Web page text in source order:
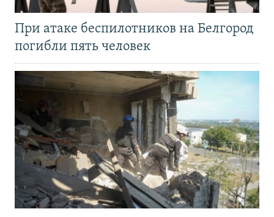
При атаке беспилотников на Белгород
погибли пять человек